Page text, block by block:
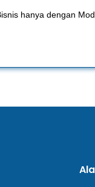
hanya dengan